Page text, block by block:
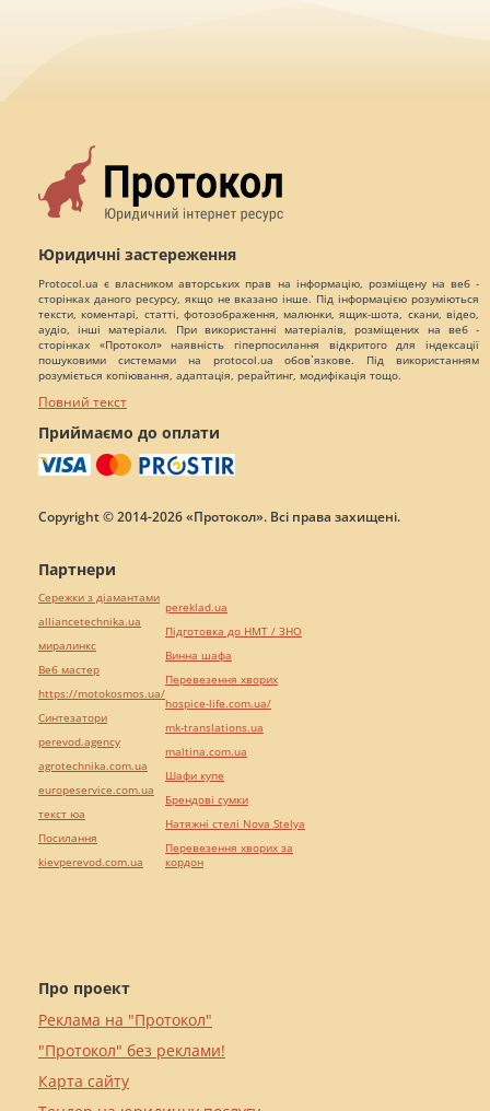
Юридичні застереження
Protocol.ua є власником авторських прав на інформацію, розміщену на веб -
сторінках даного ресурсу, якщо не вказано інше. Під інформацією розуміються
тексти, коментарі, статті, фотозображення, малюнки, ящик-шота, скани, відео,
аудіо, інші матеріали. При використанні матеріалів, розміщених на веб -
сторінках «Протокол» наявність гіперпосилання відкритого для індексації
пошуковими системами на protocol.ua обов`язкове. Під використанням
розуміється копіювання, адаптація, рерайтинг, модифікація тощо.
Повний текст
Приймаємо до оплати
Copyright © 2014-2026 «Протокол». Всі права захищені.
Про проект
Реклама на "Протокол"
"Протокол" без реклами!
Карта сайту
Партнери
Сережки з діамантами
alliancetechnika.ua
миралинкс
Веб мастер
https://motokosmos.ua/
Синтезатори
perevod.agency
agrotechnika.com.ua
europeservice.com.ua
текст юа
Посилання
kievperevod.com.ua
pereklad.ua
Підготовка до НМТ / ЗНО
Винна шафа
Перевезення хворих
hospice-life.com.ua/
mk-translations.ua
maltina.com.ua
Шафи купе
Брендові сумки
Натяжні стелі Nova Stelya
Перевезення хворих за
кордон